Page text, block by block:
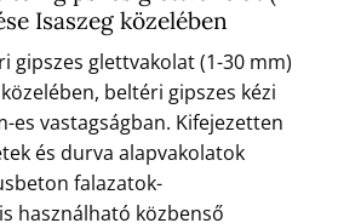
Isaszeg közelében
gipszes glettvakolat (1-30 mm)
beltéri gipszes kézi
es vastagságban. Kifejezetten
és durva alapvakolatok
falazatok-
használható közbenső